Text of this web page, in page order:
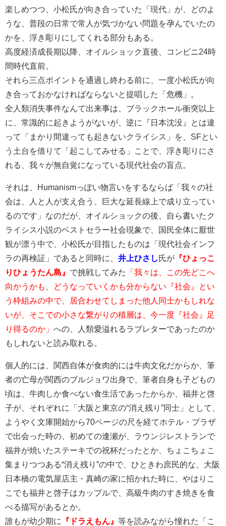
楽しめつつ、小松氏が向き合っていた「現代」が、どのよ
うな、普段の日常で常人が気づかない問題を孕んでいたの
かを、浮き彫りにしてくれる部分もある。
高度経済成長期以降、オイルショック直後、コンビニ24時
間時代直前。
それら三点ポイントを通過し終わる前に、一度小松氏が向
き合っておかなければならないと提唱した「危機」。
全人類消失事件なんて出来事は、ブラックホール衝突以上
に、常識的に起きようがないが、逆に『日本沈没』とは違
って「まかり間違っても起きないクライシス」を、SFとい
う土台を借りて「起こしてみせる」ことで、浮き彫りにさ
れる、我々が無自覚になっている現代社会の盲点。
それは、Humanismっぽい物言いをするならば「我々の社
会は、人と人が支え合う、巨大な延長線上で成り立ってい
るのです」なのだが、オイルショックの後、自ら書いたク
ライシス小説のベストセラー社会現象で、国民全体に厭世
観が漂う中で、小松氏が目指したものは「現代社会インフ
ラの再検証」であると同時に、 井上ひさし 氏が 『ひょっこ
りひょうたん島』 で挑戦してみた
「我々は、この先どこへ
向かうかも、どうなっていくかも分からない『社会』とい
う枠組みの中で、居合わせてしまった他人同士かもしれな
いが、そこでの小さな繋がりの積層は、今一度『社会』足
り得るのか」 への、人類愛溢れるラブレターであったのか
もしれないと読み取れる。
個人的には、関西自体が食肉的には牛肉文化だからか、筆
者の亡母が関西のブルジョワ出身で、筆者自身も子どもの
頃は、牛肉しか食べない食生活であったからか、福井と啓
子が、それぞれに「大阪と東京の“消え残り”同士」として、
ようやく文庫開始から70ページの尺を経てホテル・プラザ
で出会った時の、初めての逢瀬が、ラウンジレストランで
福井が焼いたステーキでの祝杯だったとか、ちょこちょこ
集まりつつある“消え残り”の中で、ひときわ庶民的な、大阪
日本橋の電気屋店主・真崎の家に招かれた時に、やはりこ
こでも福井と啓子はカップルで、高級牛肉のすき焼きを食
べる描写があるとか。
誰もが幼少期に
『ドラえもん』 等を読みながら憧れた「こ